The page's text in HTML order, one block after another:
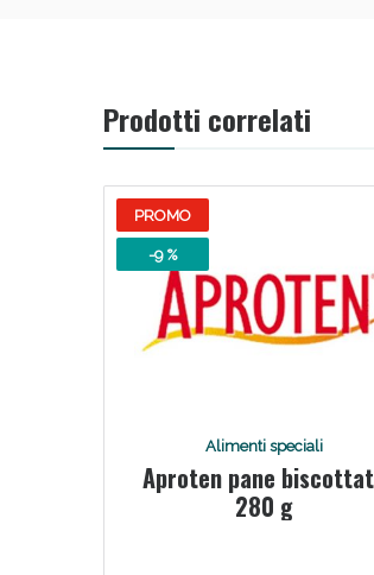
Prodotti correlati
PROMO
-9 %
Alimenti speciali
Aproten pane
280 g